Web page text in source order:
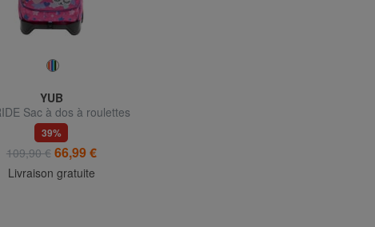
YUB
Sac à dos à roulettes
39%
109,90 € 66,99 €
Livraison gratuite